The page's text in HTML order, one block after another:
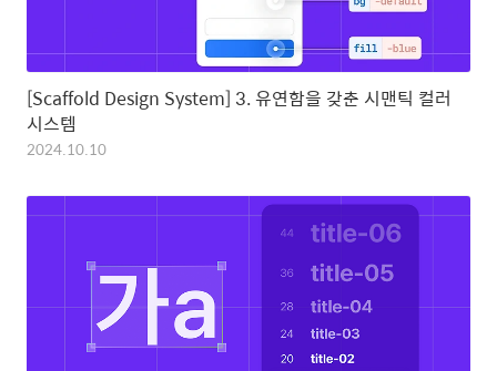
[Scaffold Design System] 3. 유연함을 갖춘 시맨틱 컬러
시스템
2024.10.10